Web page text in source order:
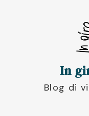
In
Blog di